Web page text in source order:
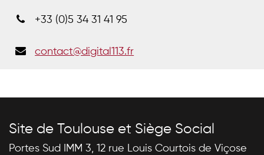
+33 (0)5 34 31 41 95
contact@digital113.fr
Site de Toulouse et Siège Social
Portes Sud IMM 3, 12 rue Louis Courtois de Viçose